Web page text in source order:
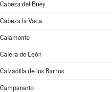
Cabeza del Buey
Cabeza la Vaca
Calamonte
Calera de León
Calzadilla de los Barros
Campanario